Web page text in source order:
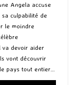
Angela accuse
sa culpabilité de
le moindre
va devoir aider
vont découvrir
pays tout entier…